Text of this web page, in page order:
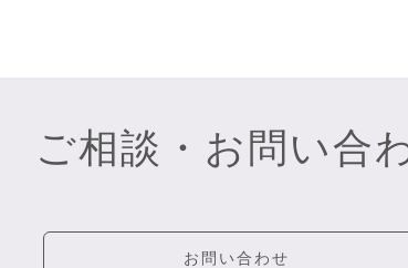
ご相談・お問い合
お問い合わせ